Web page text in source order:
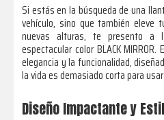
Si estás en la búsqueda de una
vehículo, sino que también eleve
nuevas alturas, te presento a
espectacular color BLACK
elegancia y la funcionalidad,
la vida es demasiado corta para
Diseño Impactante y